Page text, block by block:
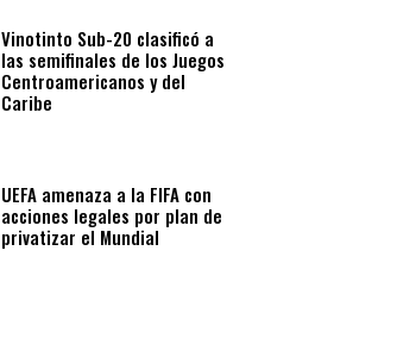
Vinotinto Sub-20 clasificó a
las semifinales de los Juegos
Centroamericanos y del
Caribe
UEFA amenaza a la FIFA con
acciones legales por plan de
privatizar el Mundial